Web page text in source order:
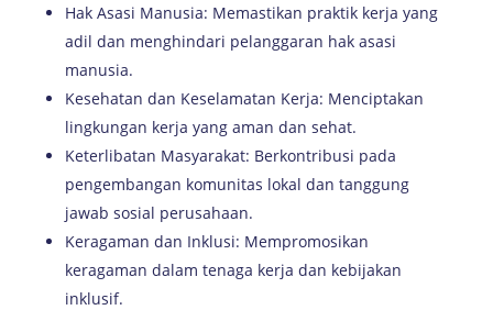
Hak Asasi Manusia: Memastikan praktik kerja yang
adil dan menghindari pelanggaran hak asasi
manusia.
Kesehatan dan Keselamatan Kerja: Menciptakan
lingkungan kerja yang aman dan sehat.
Keterlibatan Masyarakat: Berkontribusi pada
pengembangan komunitas lokal dan tanggung
jawab sosial perusahaan.
Keragaman dan Inklusi: Mempromosikan
keragaman dalam tenaga kerja dan kebijakan
inklusif.